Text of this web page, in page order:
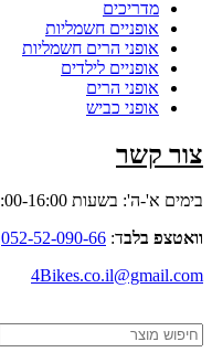
מדריכים
אופניים חשמליות
אופני הרים חשמליות
אופניים לילדים
אופני הרים
אופני כביש
צור קשר
בימים א'-ה': בשעות 10:00-16:00
וואטצפ בלבד: 052-52-090-66
4Bikes.co.il@gmail.com